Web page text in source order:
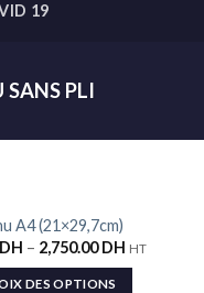
19
SANS PLI
à la liste
A4 (21×29,7cm)
DH – 2,750.00DH HT
DES OPTIONS